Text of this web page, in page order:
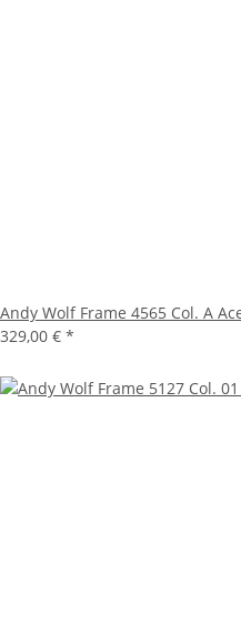
Andy Wolf Frame 4565 Col. A
329,00 € *